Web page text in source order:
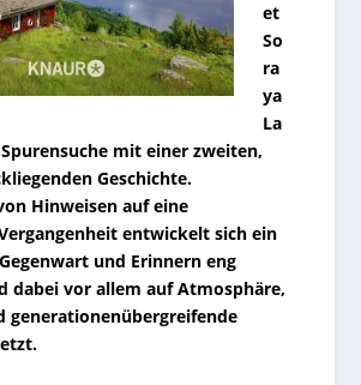
et
So
ra
ya
La
mit einer zweiten,
Geschichte.
Hinweisen auf eine
entwickelt sich ein
und Erinnern eng
dabei vor allem auf Atmosphäre,
generationenübergreifende